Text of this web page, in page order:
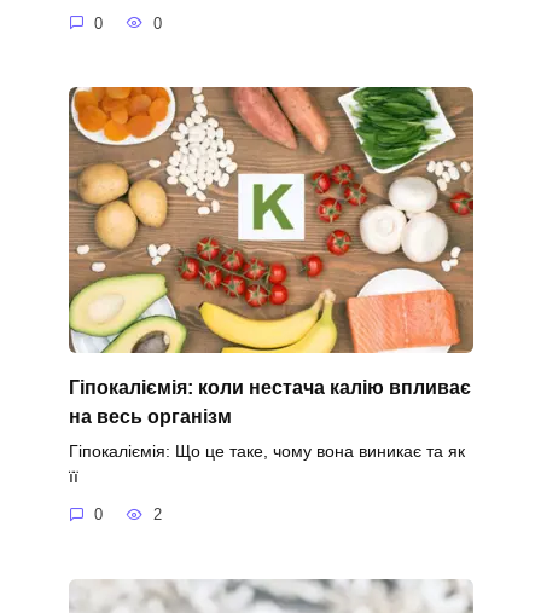
0 0
Гіпокаліємія: коли нестача калію впливає
на весь організм
Гіпокаліємія: Що це таке, чому вона виникає та як
її
0 2